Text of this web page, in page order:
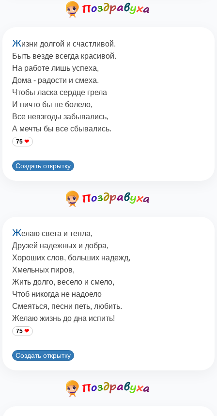
Жизни долгой и счастливой.
Быть везде всегда красивой.
На работе лишь успеха,
Дома - радости и смеха.
Чтобы ласка сердце грела
И ничто бы не болело,
Все невзгоды забывались,
А мечты бы все сбывались.
75
Создать открытку
Желаю света и тепла,
Друзей надежных и добра,
Хороших слов, больших надежд,
Хмельных пиров,
Жить долго, весело и смело,
Чтоб никогда не надоело
Смеяться, песни петь, любить.
Желаю жизнь до дна испить!
75
Создать открытку